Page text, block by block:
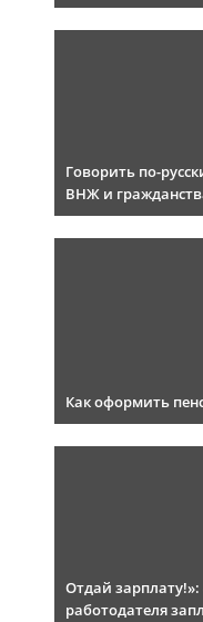
Говорить по-
ВНЖ и
Как оформить
Отдай зарплату!»:
работодателя